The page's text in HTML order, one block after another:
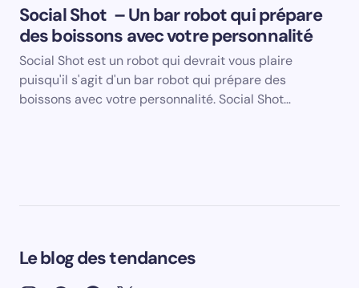
Social Shot – Un bar robot qui prépare
des boissons avec votre personnalité
Social Shot est un robot qui devrait vous plaire
puisqu'il s'agit d'un bar robot qui prépare des
boissons avec votre personnalité. Social Shot…
Le blog des tendances